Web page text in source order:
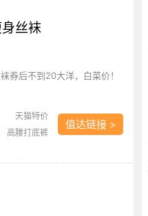
丝袜
券后不到20大洋，白菜价！
天猫特价
高腰打底裤
值达链接 >